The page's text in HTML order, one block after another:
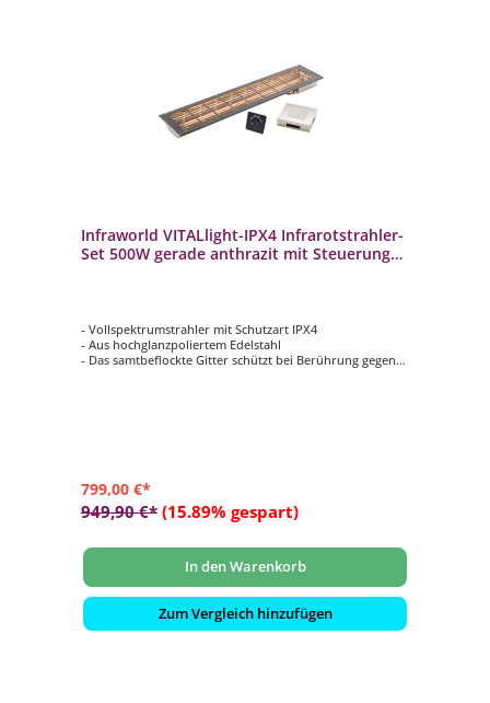
Infraworld VITALlight-IPX4 Infrarotstrahler-
Set 500W gerade anthrazit mit Steuerung
- Vollspektrumstrahler mit Schutzart IPX4
- Aus hochglanzpoliertem Edelstahl
- Das samtbeflockte Gitter schützt bei Berührung gegen
799,00 €*
949,90 €* (15.89% gespart)
In den Warenkorb
Zum Vergleich hinzufügen